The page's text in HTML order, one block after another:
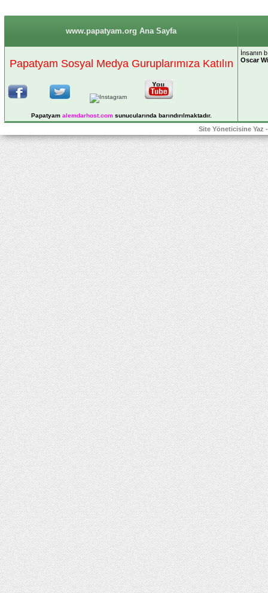
www.papatyam.org Ana Sayfa
Papatyam Sosyal Medya Guruplarımıza Katılın
Papatyam alemdarhost.comsunucularında barındırılmaktadır.
İnsanın
Oscar
Site Yöneticisine Yaz